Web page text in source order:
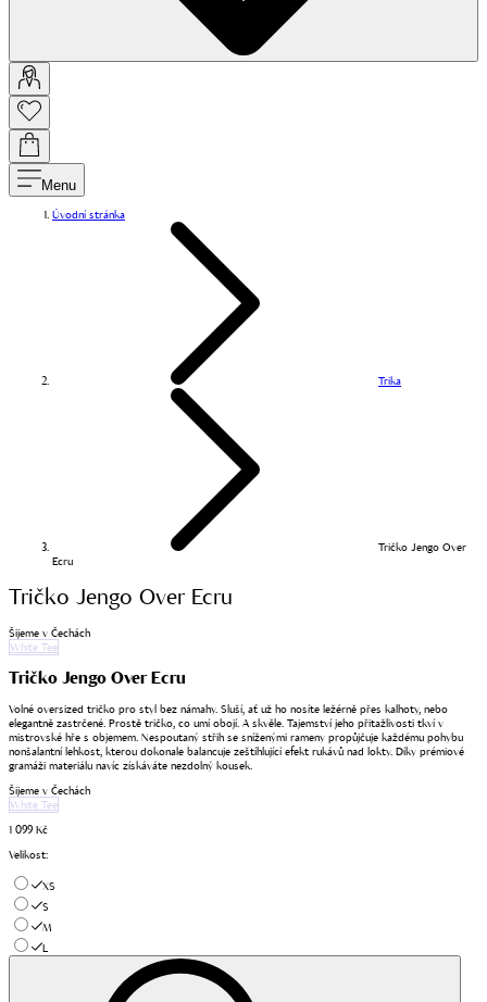
Menu
Úvodní stránka
Trika
Tričko Jengo Over
Ecru
Tričko Jengo Over Ecru
Šijeme v Čechách
White Tee
Tričko Jengo Over Ecru
Volné oversized tričko pro styl bez námahy. Sluší, ať už ho nosíte ležérně přes kalhoty, nebo
elegantně zastrčené. Prostě tričko, co umí obojí. A skvěle. Tajemství jeho přitažlivosti tkví v
mistrovské hře s objemem. Nespoutaný střih se sníženými rameny propůjčuje každému pohybu
nonšalantní lehkost, kterou dokonale balancuje zeštíhlující efekt rukávů nad lokty. Díky prémiové
gramáži materiálu navíc získáváte nezdolný kousek.
Šijeme v Čechách
White Tee
1 099 Kč
Velikost:
XS
S
M
L